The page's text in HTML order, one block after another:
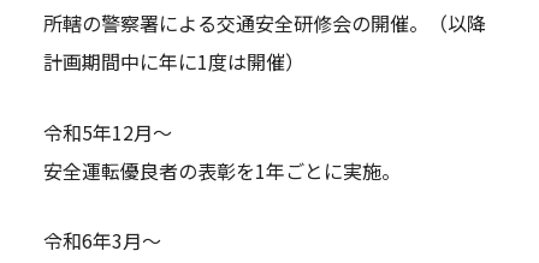
所轄の警察署による交通安全研修会の開催。（以降
計画期間中に年に1度は開催）
令和5年12月～
安全運転優良者の表彰を1年ごとに実施。
令和6年3月～